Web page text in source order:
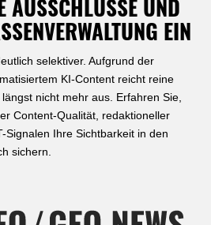
AUSSCHLÜSSE UND
EIN
selektiver. Aufgrund der
KI-Content reicht reine
nicht mehr aus. Erfahren Sie,
Content-Qualität, redaktioneller
Signalen Ihre Sichtbarkeit in den
sichern.